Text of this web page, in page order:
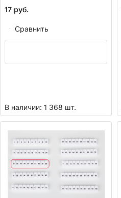
17 руб.
Сравнить
В наличии: 1 368 шт.